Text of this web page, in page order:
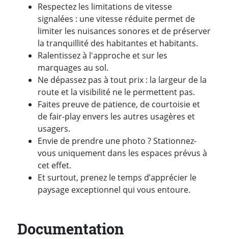
Respectez les limitations de vitesse
signalées : une vitesse réduite permet de
limiter les nuisances sonores et de préserver
la tranquillité des habitantes et habitants.
Ralentissez à l'approche et sur les
marquages au sol.
Ne dépassez pas à tout prix : la largeur de la
route et la visibilité ne le permettent pas.
Faites preuve de patience, de courtoisie et
de fair-play envers les autres usagères et
usagers.
Envie de prendre une photo ? Stationnez-
vous uniquement dans les espaces prévus à
cet effet.
Et surtout, prenez le temps d’apprécier le
paysage exceptionnel qui vous entoure.
Documentation